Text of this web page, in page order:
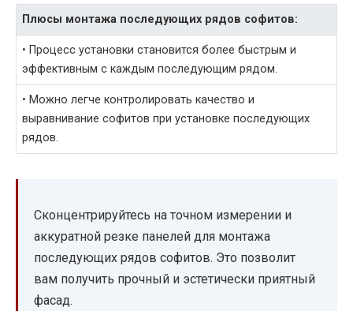
Плюсы монтажа последующих рядов софитов:
• Процесс установки становится более быстрым и
эффективным с каждым последующим рядом.
• Можно легче контролировать качество и
выравнивание софитов при установке последующих
рядов.
Сконцентрируйтесь на точном измерении и
аккуратной резке панелей для монтажа
последующих рядов софитов. Это позволит
вам получить прочный и эстетически приятный
фасад.